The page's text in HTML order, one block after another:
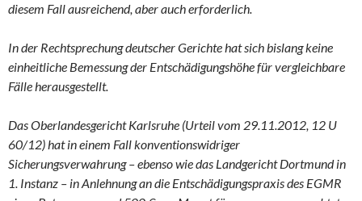
diesem Fall ausreichend, aber auch erforderlich.
In der Rechtsprechung deutscher Gerichte hat sich bislang keine
einheitliche Bemessung der Entschädigungshöhe für vergleichbare
Fälle herausgestellt.
Das Oberlandesgericht Karlsruhe (Urteil vom 29.11.2012, 12 U
60/12) hat in einem Fall konventionswidriger
Sicherungsverwahrung – ebenso wie das Landgericht Dortmund in
1. Instanz – in Anlehnung an die Entschädigungspraxis des EGMR